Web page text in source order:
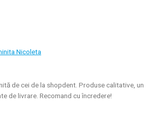
Nicoleta
de cei de la shopdent. Produse calitative, un
de livrare. Recomand cu încredere!